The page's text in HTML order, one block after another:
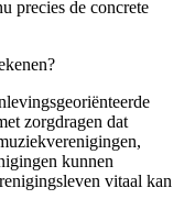
precies de concrete
zorgdragen dat
kunnen
vitaal kan